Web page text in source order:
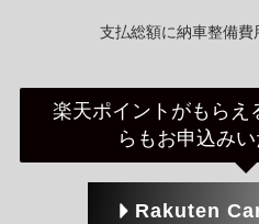
支払総額に納車整備費
楽天ポイントがもらえ
らもお申込みい
Rakuten